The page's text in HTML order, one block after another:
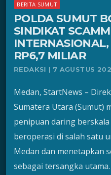
BERITA SUMUT
POLDA SUMUT
SINDIKAT
RP6,7 MILIAR
REDAKSI | 7 AGUSTUS
Medan, StartNews –
Sumatera Utara (Sumut)
penipuan daring
beroperasi di salah satu
Medan dan menetapkan
sebagai tersangka